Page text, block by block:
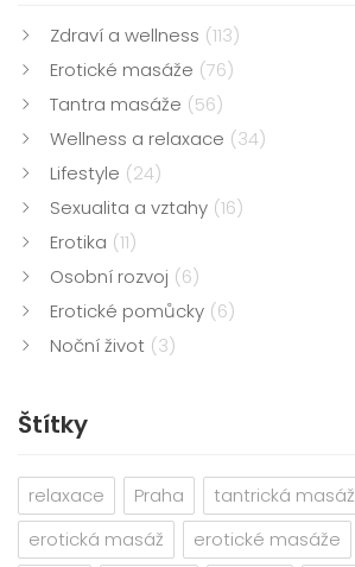
Zdraví a wellness (113)
Erotické masáže (76)
Tantra masáže (56)
Wellness a relaxace (34)
Lifestyle (24)
Sexualita a vztahy (16)
Erotika (11)
Osobní rozvoj (6)
Erotické pomůcky (6)
Noční život (3)
Štítky
relaxace Praha tantrická masáž
erotická masáž
erotické masáže